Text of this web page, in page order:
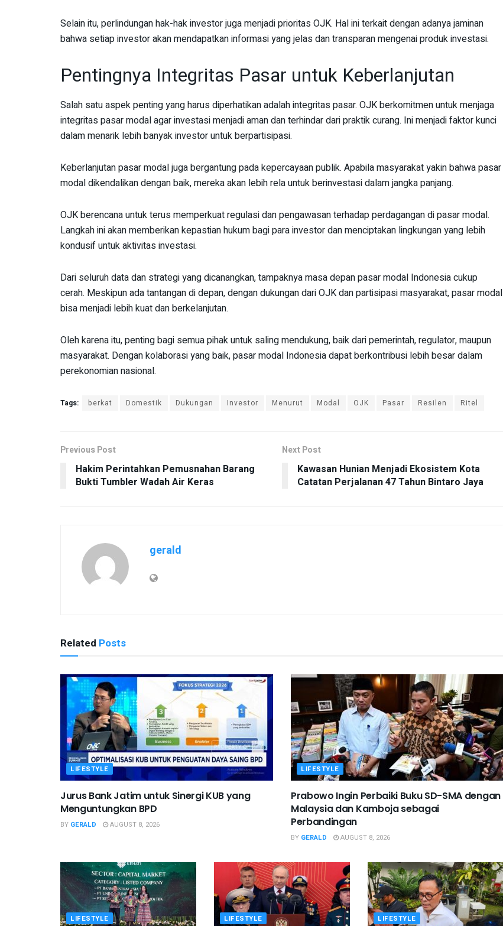
Selain itu, perlindungan hak-hak investor juga menjadi prioritas OJK. Hal ini terkait dengan adanya jaminan
bahwa setiap investor akan mendapatkan informasi yang jelas dan transparan mengenai produk investasi.
Pentingnya Integritas Pasar untuk Keberlanjutan
Salah satu aspek penting yang harus diperhatikan adalah integritas pasar. OJK berkomitmen untuk menjaga
integritas pasar modal agar investasi menjadi aman dan terhindar dari praktik curang. Ini menjadi faktor kunci
dalam menarik lebih banyak investor untuk berpartisipasi.
Keberlanjutan pasar modal juga bergantung pada kepercayaan publik. Apabila masyarakat yakin bahwa pasar
modal dikendalikan dengan baik, mereka akan lebih rela untuk berinvestasi dalam jangka panjang.
OJK berencana untuk terus memperkuat regulasi dan pengawasan terhadap perdagangan di pasar modal.
Langkah ini akan memberikan kepastian hukum bagi para investor dan menciptakan lingkungan yang lebih
kondusif untuk aktivitas investasi.
Dari seluruh data dan strategi yang dicanangkan, tampaknya masa depan pasar modal Indonesia cukup
cerah. Meskipun ada tantangan di depan, dengan dukungan dari OJK dan partisipasi masyarakat, pasar modal
bisa menjadi lebih kuat dan berkelanjutan.
Oleh karena itu, penting bagi semua pihak untuk saling mendukung, baik dari pemerintah, regulator, maupun
masyarakat. Dengan kolaborasi yang baik, pasar modal Indonesia dapat berkontribusi lebih besar dalam
perekonomian nasional.
Tags: berkat Domestik Dukungan Investor Menurut Modal OJK Pasar Resilen Ritel
Previous Post
Hakim Perintahkan Pemusnahan Barang
Bukti Tumbler Wadah Air Keras
Next Post
Kawasan Hunian Menjadi Ekosistem Kota
Catatan Perjalanan 47 Tahun Bintaro Jaya
gerald
Related Posts
LIFESTYLE
Jurus Bank Jatim untuk Sinergi KUB yang
Menguntungkan BPD
BY GERALD AUGUST 8, 2026
LIFESTYLE
Prabowo Ingin Perbaiki Buku SD-SMA dengan
Malaysia dan Kamboja sebagai
Perbandingan
BY GERALD AUGUST 8, 2026
LIFESTYLE LIFESTYLE LIFESTYLE